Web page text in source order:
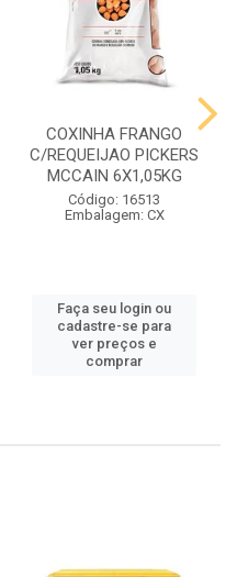
COXINHA FRANGO
C/REQUEIJAO PICKERS
MCCAIN 6X1,05KG
Código: 16513
Embalagem: CX
Faça seu login ou
cadastre-se para
ver preços e
comprar